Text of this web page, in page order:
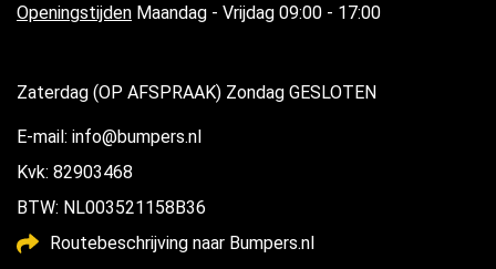
Openingstijden Maandag - Vrijdag 09:00 - 17:00
Zaterdag (OP AFSPRAAK) Zondag GESLOTEN
E-mail: info@bumpers.nl
Kvk: 82903468
BTW: NL003521158B36
Routebeschrijving naar Bumpers.nl